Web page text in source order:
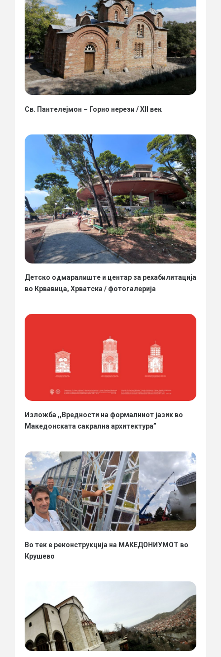
Св. Пантелејмон – Горно нерези / XII век
Детско одмаралиште и центар за рехабилитација
во Крвавица, Хрватска / фотогалерија
Изложба ,,Вредности на формалниот јазик во
Македонската сакрална архитектура”
Во тек е реконструкција на МАКЕДОНИУМОТ во
Крушево